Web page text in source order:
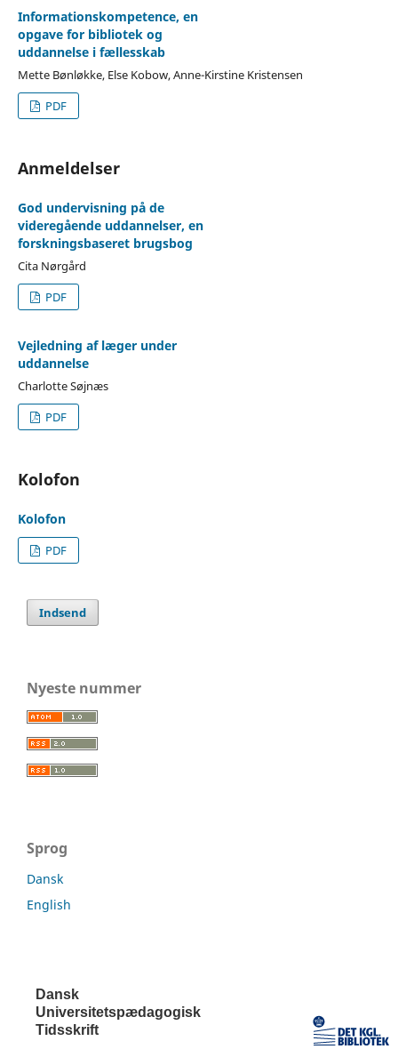
Informationskompetence, en
opgave for bibliotek og
uddannelse i fællesskab
Mette Bønløkke, Else Kobow, Anne-Kirstine Kristensen
PDF
Anmeldelser
God undervisning på de
videregående uddannelser, en
forskningsbaseret brugsbog
Cita Nørgård
PDF
Vejledning af læger under
uddannelse
Charlotte Søjnæs
PDF
Kolofon
Kolofon
PDF
Indsend
Nyeste nummer
Sprog
Dansk
English
Dansk
Universitetspædagogisk
Tidsskrift